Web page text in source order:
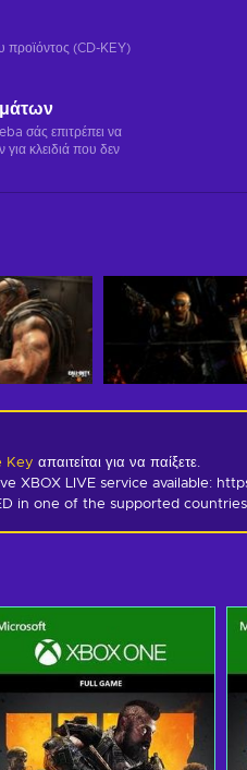
προϊόντος (CD-KEY)
σάς επιτρέπει να
κλειδιά που δεν
Key απαιτείται για να παίξετε.
XBOX LIVE service available:
in one of the supported